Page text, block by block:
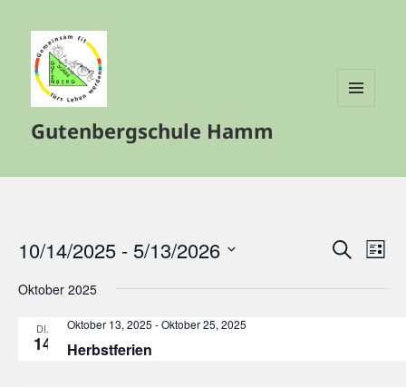
Gutenbergschule Hamm
und
SUCHELISTE
10/14/2025 - 5/13/2026
wählen.
Oktober 2025
DI.
14
Oktober 13, 2025 -Oktober 25, 2025
Herbstferien